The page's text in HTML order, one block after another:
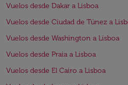
Vuelos desde Dakar a Lisboa
Vuelos desde Ciudad de Túnez a
Vuelos desde Washington a Lisboa
Vuelos desde Praia a Lisboa
Vuelos desde El Cairo a Lisboa